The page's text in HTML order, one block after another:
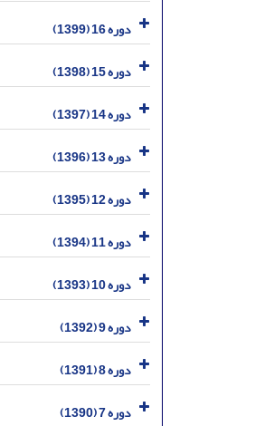
دوره 16 (1399)
دوره 15 (1398)
دوره 14 (1397)
دوره 13 (1396)
دوره 12 (1395)
دوره 11 (1394)
دوره 10 (1393)
دوره 9 (1392)
دوره 8 (1391)
دوره 7 (1390)